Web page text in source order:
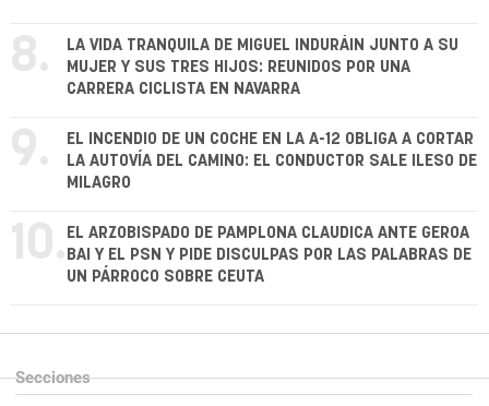
8.
LA VIDA TRANQUILA DE MIGUEL INDURÁIN JUNTO A SU
MUJER Y SUS TRES HIJOS: REUNIDOS POR UNA
CARRERA CICLISTA EN NAVARRA
9.
EL INCENDIO DE UN COCHE EN LA A-12 OBLIGA A CORTAR
LA AUTOVÍA DEL CAMINO: EL CONDUCTOR SALE ILESO DE
MILAGRO
10. EL ARZOBISPADO DE PAMPLONA CLAUDICA ANTE GEROA
BAI Y EL PSN Y PIDE DISCULPAS POR LAS PALABRAS DE
UN PÁRROCO SOBRE CEUTA
Secciones